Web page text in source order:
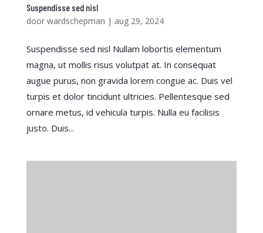
Suspendisse sed nisl
door wardschepman | aug 29, 2024
Suspendisse sed nisl Nullam lobortis elementum
magna, ut mollis risus volutpat at. In consequat
augue purus, non gravida lorem congue ac. Duis vel
turpis et dolor tincidunt ultricies. Pellentesque sed
ornare metus, id vehicula turpis. Nulla eu facilisis
justo. Duis...